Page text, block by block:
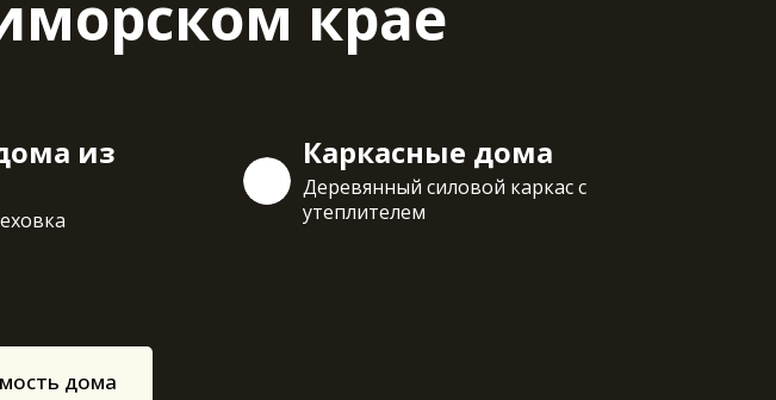
крае
из
Каркасные дома
Деревянный силовой каркас с
утеплителем
дома